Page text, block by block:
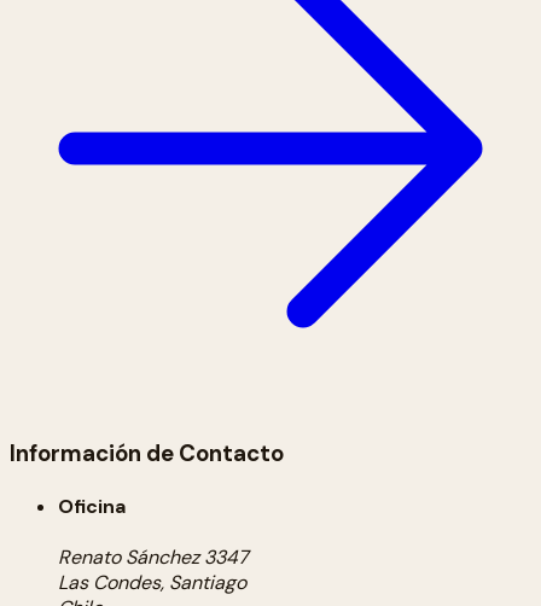
Información de Contacto
Oficina
Renato Sánchez 3347
Las Condes, Santiago